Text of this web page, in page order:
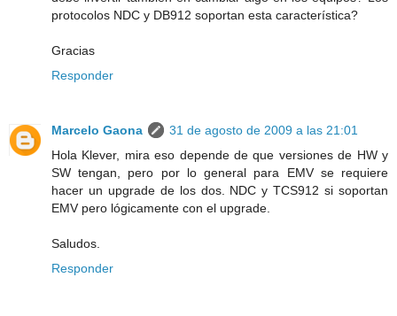
protocolos NDC y DB912 soportan esta característica?
Gracias
Responder
Marcelo Gaona
31 de agosto de 2009 a las 21:01
Hola Klever, mira eso depende de que versiones de HW y
SW tengan, pero por lo general para EMV se requiere
hacer un upgrade de los dos. NDC y TCS912 si soportan
EMV pero lógicamente con el upgrade.
Saludos.
Responder